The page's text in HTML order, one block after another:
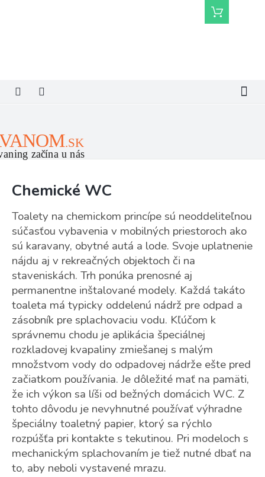
Nákupný
košík
Chemické WC
Toalety na chemickom princípe sú neoddeliteľnou
súčasťou vybavenia v mobilných priestoroch ako
sú karavany, obytné autá a lode. Svoje uplatnenie
nájdu aj v rekreačných objektoch či na
staveniskách. Trh ponúka prenosné aj
permanentne inštalované modely. Každá takáto
toaleta má typicky oddelenú nádrž pre odpad a
zásobník pre splachovaciu vodu. Kľúčom k
správnemu chodu je aplikácia špeciálnej
rozkladovej kvapaliny zmiešanej s malým
množstvom vody do odpadovej nádrže ešte pred
začiatkom používania. Je dôležité mať na pamäti,
že ich výkon sa líši od bežných domácich WC. Z
tohto dôvodu je nevyhnutné používať výhradne
špeciálny toaletný papier, ktorý sa rýchlo
rozpúšťa pri kontakte s tekutinou. Pri modeloch s
mechanickým splachovaním je tiež nutné dbať na
to, aby neboli vystavené mrazu.